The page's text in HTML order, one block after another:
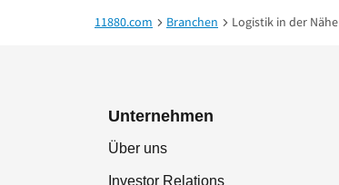
11880.com Branchen Logistik in der Nähe
Unternehmen
Über uns
Investor Relations